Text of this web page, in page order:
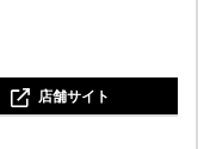
店舗サイト